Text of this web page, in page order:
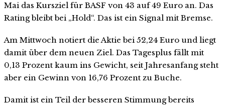
Mai das Kursziel für BASF von 43 auf 49 Euro an. Das
Rating bleibt bei „Hold“. Das ist ein Signal mit Bremse.
Am Mittwoch notiert die Aktie bei 52,24 Euro und liegt
damit über dem neuen Ziel. Das Tagesplus fällt mit
0,13 Prozent kaum ins Gewicht, seit Jahresanfang steht
aber ein Gewinn von 16,76 Prozent zu Buche.
Damit ist ein Teil der besseren Stimmung bereits